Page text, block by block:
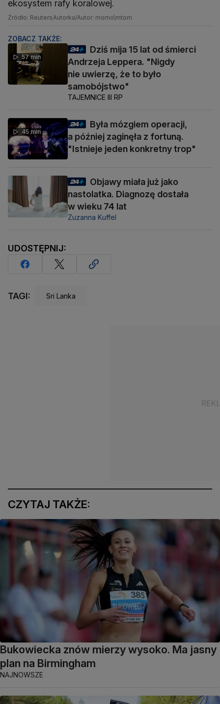
ekosystem rafy koralowej.
Źródło: ReutersAutorka/Autor: momo\mtom
ZOBACZ TAKŻE:
57 min
Dziś mija 15 lat od śmierci
Andrzeja Leppera. "Nigdy
nie uwierzę, że to było
samobójstwo"
TAJEMNICE III RP
45 min
Była mózgiem operacji,
a później zaginęła z fortuną.
"Istnieje jeden konkretny trop"
Objawy miała już jako
nastolatka. Diagnozę dostała
w wieku 74 lat
Zuzanna Kuffel
UDOSTĘPNIJ:
TAGI: Sri Lanka
CZYTAJ TAKŻE:
Bukowiecka znów mierzy wysoko. Ma jasny
plan na Birmingham
NAJNOWSZE